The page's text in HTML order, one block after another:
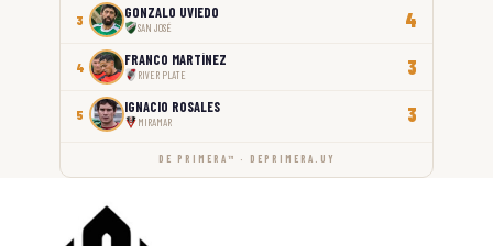
3 GONZALO UVIEDO
SAN JOSÉ 4
4 FRANCO MARTÍNEZ
RIVER PLATE 3
5 IGNACIO ROSALES
MIRAMAR 3
DE PRIMERA™ · DEPRIMERA.UY